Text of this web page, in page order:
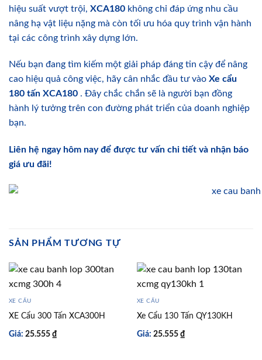
hiệu suất vượt trội, XCA180 không chỉ đáp ứng nhu cầu
nâng hạ vật liệu nặng mà còn tối ưu hóa quy trình vận hành
tại các công trình xây dựng lớn.
Nếu bạn đang tìm kiếm một giải pháp đáng tin cậy để nâng
cao hiệu quả công việc, hãy cân nhắc đầu tư vào Xe cẩu
180 tấn XCA180 . Đây chắc chắn sẽ là người bạn đồng
hành lý tưởng trên con đường phát triển của doanh nghiệp
bạn.
Liên hệ ngay hôm nay để được tư vấn chi tiết và nhận báo
giá ưu đãi!
SẢN PHẨM TƯƠNG TỰ
XE CẨU
XE Cẩu 300 Tấn XCA300H
Giá: 25.555 ₫
XE CẨU
Xe Cẩu 130 Tấn QY130KH
Giá: 25.555 ₫